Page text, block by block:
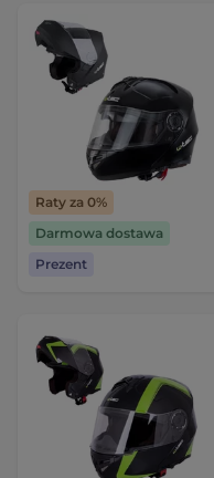
Raty za 0%
Darmowa dostawa
Prezent